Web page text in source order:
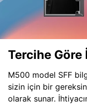
Tercihe
M500 model SFF
sizin için bir
olarak sunar.